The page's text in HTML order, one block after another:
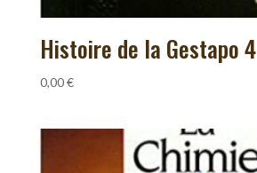
Histoire de la Gestapo 4
0,00€